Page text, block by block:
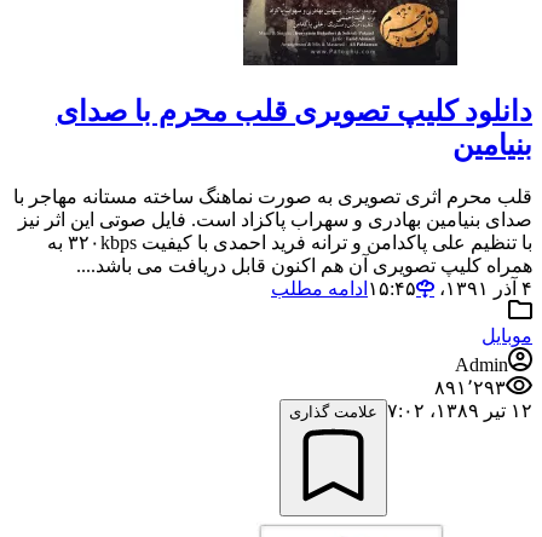
دانلود کلیپ تصویری قلب محرم با صدای
بنیامین
قلب محرم اثری تصویری به صورت نماهنگ ساخته مستانه مهاجر با
صدای بنیامین بهادری و سهراب پاکزاد است. فایل صوتی این اثر نیز
با تنظیم علی پاکدامن و ترانه فرید احمدی با کیفیت ۳۲۰kbps به
همراه کلیپ تصویری آن هم اکنون قابل دریافت می باشد....
۴ آذر ۱۳۹۱،‏ ۱۵:۴۵
ادامه مطلب
موبایل
Admin
۸۹۱٬۲۹۳
۱۲ تیر ۱۳۸۹،‏ ۷:۰۲
علامت گذاری